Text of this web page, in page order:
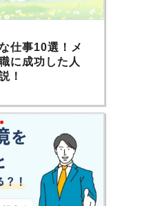
仕事10選！メ
に成功した人
！